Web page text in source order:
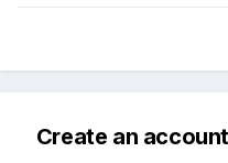
Create an